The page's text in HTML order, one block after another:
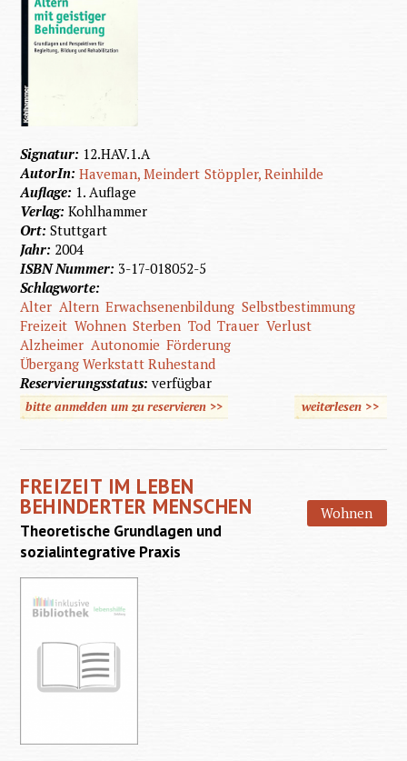
Signatur: 12.HAV.1.A
AutorIn:Haveman, Meindert Stöppler, Reinhilde
Auflage: 1. Auflage
Verlag:Kohlhammer
Ort:Stuttgart
Jahr: 2004
ISBN Nummer: 3-17-018052-5
Schlagworte:
Alter Altern Erwachsenenbildung Selbstbestimmung
Freizeit Wohnen Sterben Tod Trauer Verlust
Alzheimer Autonomie Förderung
Übergang Werkstatt Ruhestand
Reservierungsstatus:verfügbar
bitte anmelden um zu reservieren >> weiterlesen über
>>
FREIZEIT IM LEBEN
BEHINDERTER MENSCHEN Wohnen
Theoretische Grundlagen und
sozialintegrative Praxis